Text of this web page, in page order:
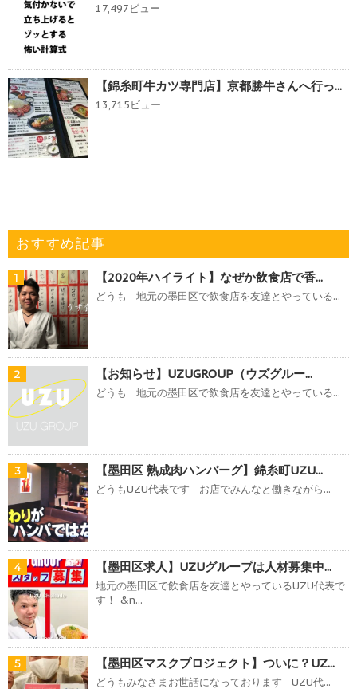
17,497ビュー
【錦糸町牛カツ専門店】京都勝牛さんへ行っ...
13,715ビュー
おすすめ記事
1 【2020年ハイライト】なぜか飲食店で香...
どうも 地元の墨田区で飲食店を友達とやっている...
2 【お知らせ】UZUGROUP（ウズグルー...
どうも 地元の墨田区で飲食店を友達とやっている...
3 【墨田区 熟成肉ハンバーグ】錦糸町UZU...
どうもUZU代表です お店でみんなと働きながら...
4 【墨田区求人】UZUグループは人材募集中...
地元の墨田区で飲食店を友達とやっているUZU代表で
す！ &n...
5 【墨田区マスクプロジェクト】ついに？UZ...
どうもみなさまお世話になっております UZU代...